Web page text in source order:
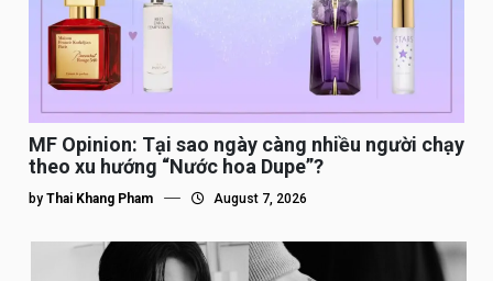
MF Opinion: Tại sao ngày càng nhiều người chạy
theo xu hướng “Nước hoa Dupe”?
by Thai Khang Pham August 7, 2026